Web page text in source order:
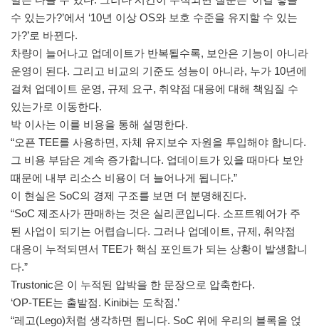
수 있는가?’에서 ‘10년 이상 OS와 보호 수준을 유지할 수 있는
가?’로 바뀐다.
차량이 늘어나고 업데이트가 반복될수록, 보안은 기능이 아니라
운영이 된다. 그리고 비교의 기준도 성능이 아니라, 누가 10년에
걸쳐 업데이트 운영, 규제 요구, 취약점 대응에 대해 책임질 수
있는가로 이동한다.
박 이사는 이를 비용을 통해 설명한다.
“오픈 TEE를 사용하면, 자체 유지보수 자원을 투입해야 합니다.
그 비용 부담은 계속 증가합니다. 업데이트가 있을 때마다 보안
때문에 내부 리소스 비용이 더 늘어나게 됩니다.”
이 현실은 SoC의 경제 구조를 보면 더 분명해진다.
“SoC 제조사가 판매하는 것은 실리콘입니다. 소프트웨어가 주
된 사업이 되기는 어렵습니다. 그러나 업데이트, 규제, 취약점
대응이 누적되면서 TEE가 핵심 포인트가 되는 상황이 발생합니
다.”
Trustonic은 이 누적된 압박을 한 문장으로 압축한다.
‘OP-TEE는 출발점. Kinibi는 도착점.’
“레고(Lego)처럼 생각하면 됩니다. SoC 위에 우리의 블록을 얹